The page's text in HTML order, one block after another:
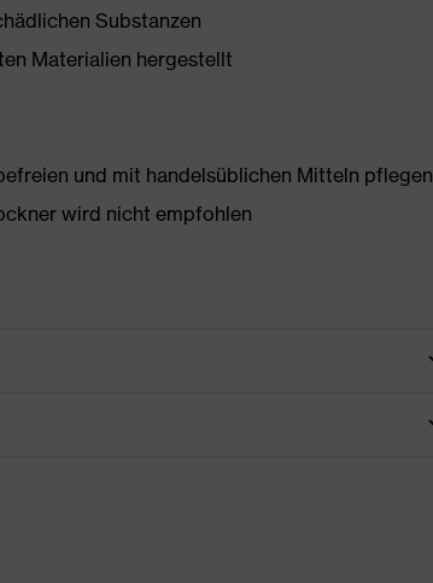
Substanzen
Materialien hergestellt
und mit handelsüblichen Mitteln pflegen
wird nicht empfohlen